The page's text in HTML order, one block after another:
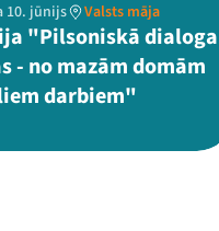
10. jūnijs Valsts māja
"Pilsoniskā dialoga
- no mazām domām
darbiem"